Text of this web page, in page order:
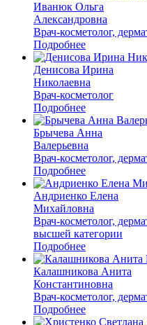
Иванюк Ольга
Александровна
Врач-косметолог,
Подробнее
Денисова Ирина
Николаевна
Врач-косметолог
Подробнее
Брычева Анна
Валерьевна
Врач-косметолог,
Подробнее
Андриенко Елена
Михайловна
Врач-косметолог,
высшей категории
Подробнее
Калашникова Анита
Константиновна
Врач-косметолог,
Подробнее